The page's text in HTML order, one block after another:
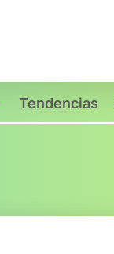
Tendencias